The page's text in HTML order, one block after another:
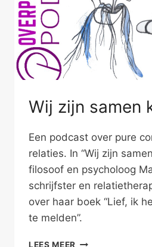
Wij zijn samen
Een podcast over pure
relaties. In “Wij zijn
filosoof en psycholoog
schrijfster en
over haar boek “Lief, ik
te melden”.
LEES MEER WIJ